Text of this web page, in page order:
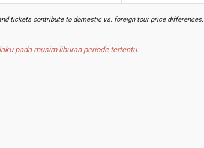
tickets contribute to domestic vs. foreign tour price differences.
pada musim liburan periode tertentu.